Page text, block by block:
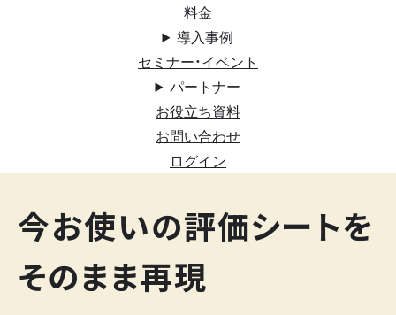
料金
導入事例
セミナー・イベント
パートナー
お役立ち資料
お問い合わせ
ログイン
200
スキルマップ
今お使いの評価シートを
そのまま再現